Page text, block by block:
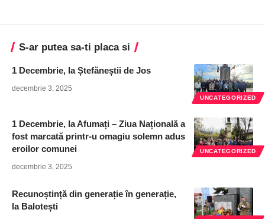
S-ar putea sa-ti placa si
UNCATEGORIZED
1 Decembrie, la Ștefăneștii de Jos
decembrie 3, 2025
UNCATEGORIZED
1 Decembrie, la Afumați – Ziua Națională a
fost marcată printr-u omagiu solemn adus
eroilor comunei
decembrie 3, 2025
Recunoștință din generație în generație,
la Balotești